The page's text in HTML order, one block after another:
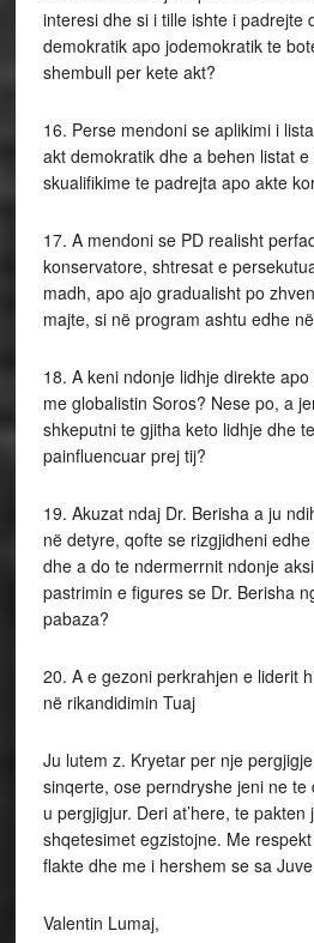
interesi dhe si i tille ishte i padrejte
demokratik apo jodemokratik te
shembull per kete akt?
16. Perse mendoni se aplikimi i
akt demokratik dhe a behen listat
skualifikime te padrejta apo akte
17. A mendoni se PD realisht
konservatore, shtresat e
madh, apo ajo gradualisht po
majte, si në program ashtu edhe
18. A keni ndonje lidhje direkte
me globalistin Soros? Nese po, a
shkeputni te gjitha keto lidhje dhe
painfluencuar prej tij?
19. Akuzat ndaj Dr. Berisha a ju
në detyre, qofte se rizgjidheni
dhe a do te ndermerrnit ndonje
pastrimin e figures se Dr. Berisha
pabaza?
20. A e gezoni perkrahjen e liderit
në rikandidimin Tuaj
Ju lutem z. Kryetar per nje
sinqerte, ose perndryshe jeni ne
u pergjigjur. Deri at’here, te pakten
shqetesimet egzistojne. Me
flakte dhe me i hershem se sa
Valentin Lumaj,